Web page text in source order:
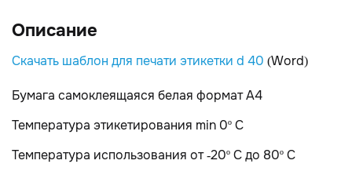
Описание
Скачать шаблон для печати этикетки d 40 (Word)
Бумага самоклеящаяся белая формат А4
Температура этикетирования min 0º С
Температура использования от -20º С до 80º С